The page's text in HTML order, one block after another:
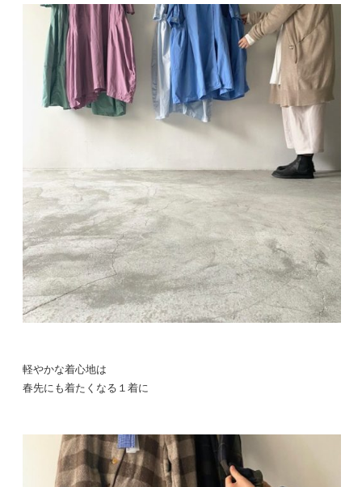
軽やかな着心地は
春先にも着たくなる１着に